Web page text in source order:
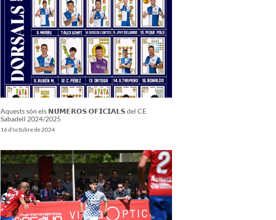
Aquests són els 𝗡𝗨́𝗠𝗘𝗥𝗢𝗦 𝗢𝗙𝗜𝗖𝗜𝗔𝗟𝗦 del CE
Sabadell 2024/2025
16 d'octubre de 2024